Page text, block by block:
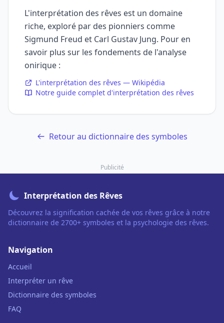
L'interprétation des rêves est un domaine
riche, exploré par des pionniers comme
Sigmund Freud et Carl Gustav Jung. Pour en
savoir plus sur les fondements de l'analyse
onirique :
L'interprétation des rêves — Wikipédia
Notre guide complet d'interprétation des rêves
Retour au dictionnaire des symboles
Publicité
Interprétation des Rêves
Découvrez la signification cachée de vos rêves grâce à notre
dictionnaire de 2700+ symboles et la psychologie des rêves.
Navigation
Accueil
Interpréter un rêve
Dictionnaire des symboles
FAQ